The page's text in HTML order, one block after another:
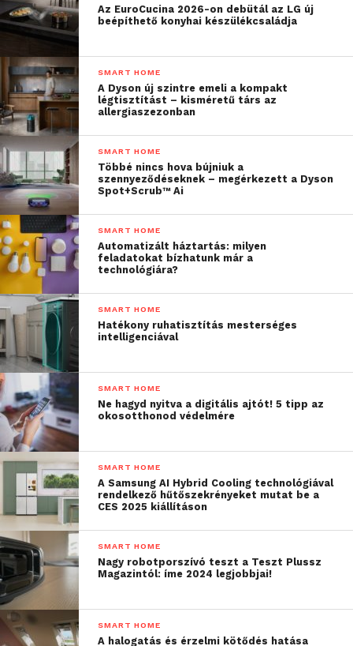
Az EuroCucina 2026-on debütál az LG új
beépíthető konyhai készülékcsaládja
SMART HOME
A Dyson új szintre emeli a kompakt
légtisztítást – kisméretű társ az
allergiaszezonban
SMART HOME
Többé nincs hova bújniuk a
szennyeződéseknek – megérkezett a Dyson
Spot+Scrub™ Ai
SMART HOME
Automatizált háztartás: milyen
feladatokat bízhatunk már a
technológiára?
SMART HOME
Hatékony ruhatisztítás mesterséges
intelligenciával
SMART HOME
Ne hagyd nyitva a digitális ajtót! 5 tipp az
okosotthonod védelmére
SMART HOME
A Samsung AI Hybrid Cooling technológiával
rendelkező hűtőszekrényeket mutat be a
CES 2025 kiállításon
SMART HOME
Nagy robotporszívó teszt a Teszt Plussz
Magazintól: íme 2024 legjobbjai!
SMART HOME
A halogatás és érzelmi kötődés hatása